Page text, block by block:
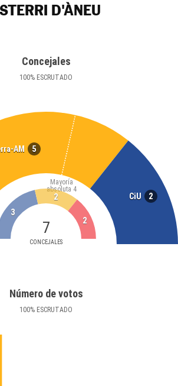
D'ÀNEU
Concejales
100% ESCRUTADO
AM 5
CiU 2
7
CONCEJALES
Mayoría
absoluta 4
3
2
2
Número de votos
100% ESCRUTADO